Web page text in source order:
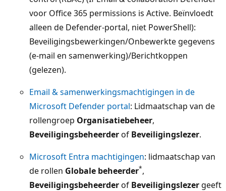
voor Office 365 permissions is Active. Beïnvloedt
alleen de Defender-portal, niet PowerShell):
Beveiligingsbewerkingen/Onbewerkte gegevens
(e-mail en samenwerking)/Berichtkoppen
(gelezen).
Email & samenwerkingsmachtigingen in de
Microsoft Defender portal: Lidmaatschap van de
rollengroep Organisatiebeheer,
Beveiligingsbeheerderof Beveiligingslezer.
Microsoft Entra machtigingen: lidmaatschap van
de rollen Globale beheerder*,
Beveiligingsbeheerderof Beveiligingslezer geeft